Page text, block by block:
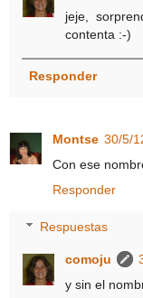
jeje,
contenta :-)
Responder
Montse 30/5/
Con ese
Responder
Respuestas
comoju
y sin el